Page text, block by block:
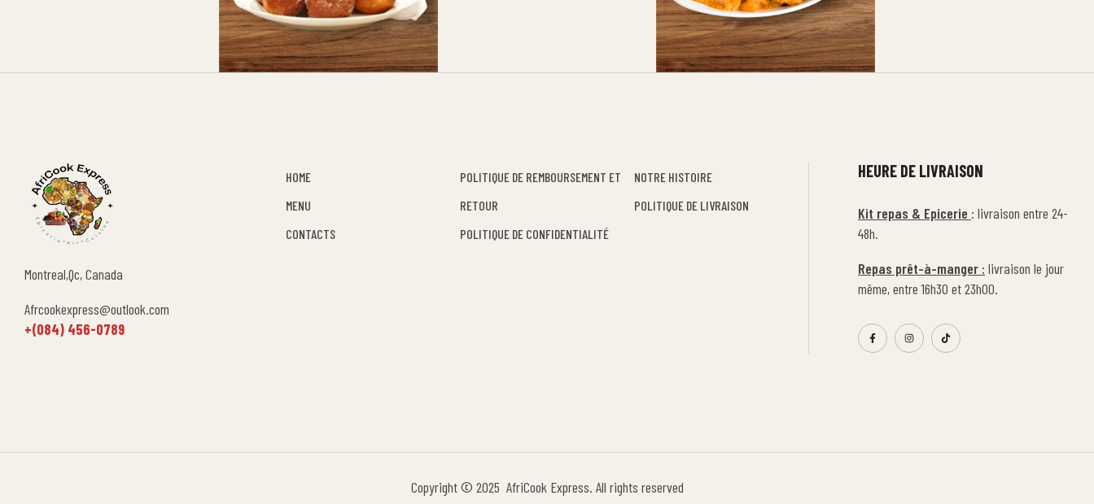
Montreal,Qc, Canada
Afrcookexpress@outlook.com
+(084) 456-0789
HOME
MENU
CONTACTS
POLITIQUE DE REMBOURSEMENT ET
RETOUR
POLITIQUE DE CONFIDENTIALITÉ
NOTRE HISTOIRE
POLITIQUE DE LIVRAISON
HEURE DE LIVRAISON
Kit repas & Epicerie : livraison entre 24-
48h.
Repas prêt-à-manger : livraison le jour
même, entre 16h30 et 23h00.
Copyright © 2025 AfriCook Express. All rights reserved